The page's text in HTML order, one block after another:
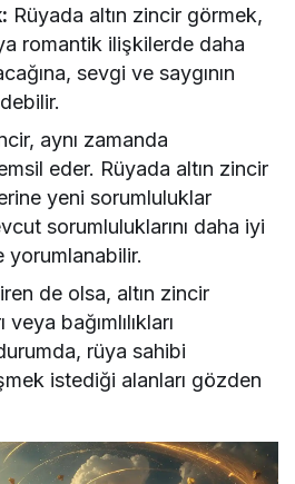
Rüyada altın zincir görmek,
romantik ilişkilerde daha
sevgi ve saygının
aynı zamanda
eder. Rüyada altın zincir
yeni sorumluluklar
sorumluluklarını daha iyi
yorumlanabilir.
de olsa, altın zincir
bağımlılıkları
rüya sahibi
istediği alanları gözden